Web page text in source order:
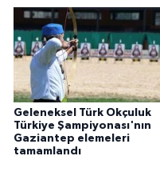
Geleneksel Türk Okçuluk
Türkiye Şampiyonası'nın
Gaziantep elemeleri
tamamlandı